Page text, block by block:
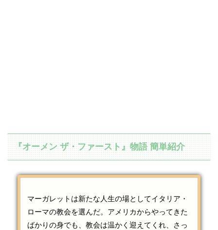
『オーメン ザ・ファースト』物語 簡単紹介
マーガレットは新たな人生の場としてイタリア・
ローマの教会を選んだ。アメリカからやってきた
ばかりの身でも、教会は温かく迎えてくれ、さっ